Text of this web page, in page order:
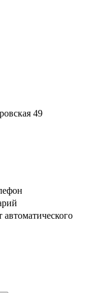
49
автоматического